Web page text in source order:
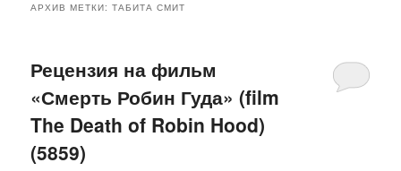
основному
содержимому
дополнительному
содержимому
АРХИВ МЕТКИ:ТАБИТА СМИТ
Рецензия на фильм
«Смерть Робин Гуда» (film
The Death of Robin Hood)
(5859)